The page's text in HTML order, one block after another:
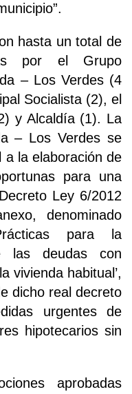
hasta un total de
por el Grupo
– Los Verdes (4
Socialista (2), el
y Alcaldía (1). La
– Los Verdes se
a la elaboración de
para una
Ley 6/2012
denominado
para la
las deudas con
vivienda habitual’,
dicho real decreto
urgentes de
hipotecarios sin
aprobadas